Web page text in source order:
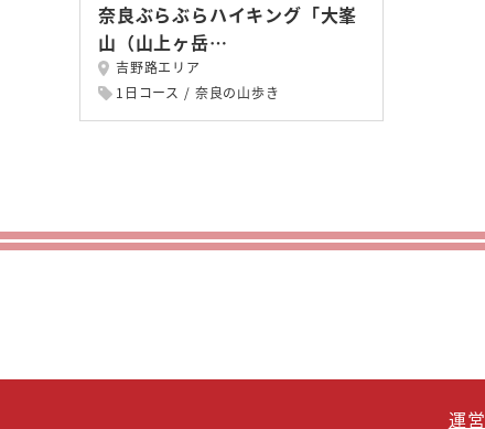
奈良ぶらぶらハイキング「大峯
山（山上ヶ岳…
吉野路エリア
1日コース
奈良の山歩き
運